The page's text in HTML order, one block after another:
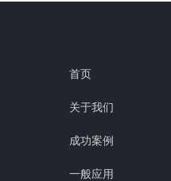
首页
关于我们
成功案例
一般应用